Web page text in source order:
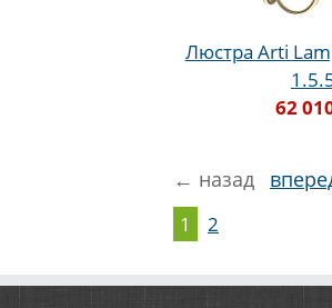
Люстра Arti
62
← назад
1 2